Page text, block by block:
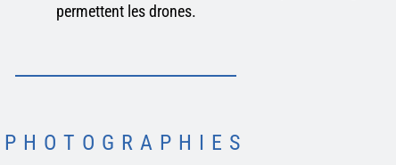
permettent les drones.
PHOTOGRAPHIES